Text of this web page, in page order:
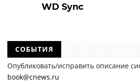
WD Sync
СОБЫТИЯ
Опубликовать/исправить описание
book@cnews.ru